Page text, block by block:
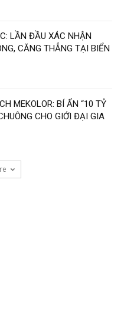
LẦN ĐẦU XÁC NHẬN
CĂNG THẲNG TẠI BIỂN
MEKOLOR: BÍ ẨN “10 TỶ
CHO GIỚI ĐẠI GIA